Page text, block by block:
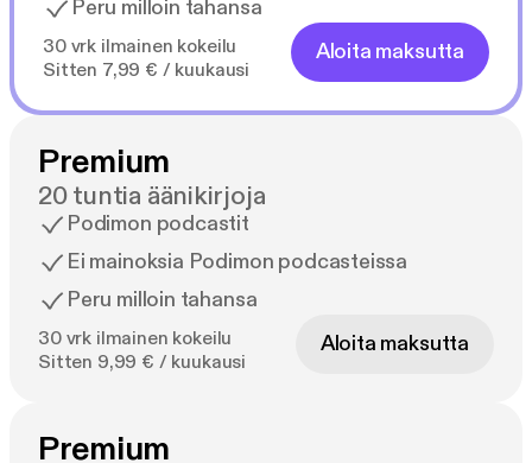
Peru milloin tahansa
30 vrk ilmainen kokeilu
Sitten 7,99 € / kuukausi
Aloita maksutta
Premium
20 tuntia äänikirjoja
Podimon podcastit
Ei mainoksia Podimon podcasteissa
Peru milloin tahansa
30 vrk ilmainen kokeilu
Sitten 9,99 € / kuukausi
Aloita maksutta
Premium